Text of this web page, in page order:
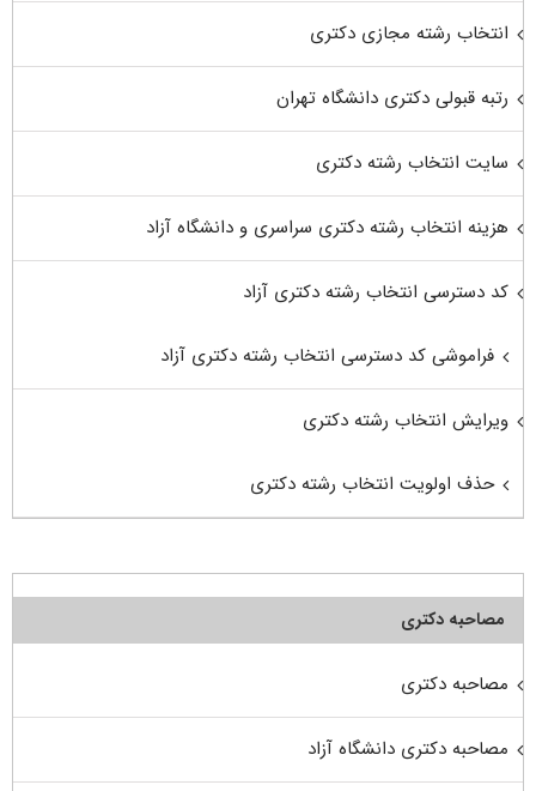
انتخاب رشته مجازی دکتری
رتبه قبولی دکتری دانشگاه تهران
سایت انتخاب رشته دکتری
هزینه انتخاب رشته دکتری سراسری و دانشگاه آزاد
کد دسترسی انتخاب رشته دکتری آزاد
فراموشی کد دسترسی انتخاب رشته دکتری آزاد
ویرایش انتخاب رشته دکتری
حذف اولویت انتخاب رشته دکتری
مصاحبه دکتری
مصاحبه دکتری
مصاحبه دکتری دانشگاه آزاد